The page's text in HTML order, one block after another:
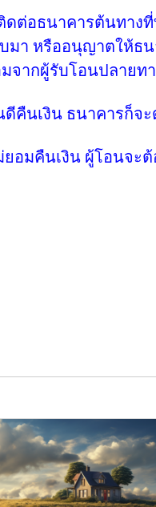
ทางที่ทำการโอ
มา หรืออนุญาตให้ธ
จากผู้รับโอนปลายท
ารก็จะดำเนิน
นจะต้องแจ้งค